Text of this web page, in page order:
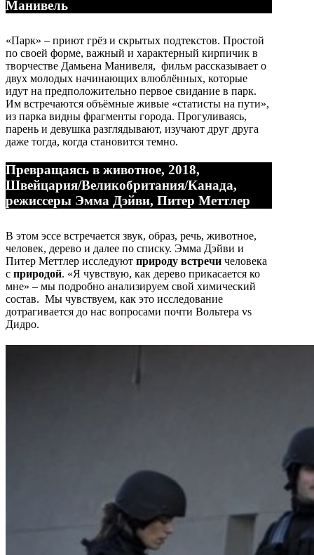
Манивель
«Парк» – приют грёз и скрытых подтекстов. Простой
по своей форме, важный и характерный кирпичик в
творчестве Дамьена Манивеля, фильм рассказывает о
двух молодых начинающих влюблённых, которые
идут на предположительно первое свидание в парк.
Им встречаются объёмные живые «статисты на пути»,
из парка видны фрагменты города. Прогуливаясь,
парень и девушка разглядывают, изучают друг друга
даже тогда, когда становится темно.
Превращаясь в животное, 2018,
Швейцария/Великобритания/Канада,
режиссеры Эмма Дэйви, Питер Меттлер
В этом эссе встречается звук, образ, речь, животное,
человек, дерево и далее по списку. Эмма Дэйви и
Питер Меттлер исследуют природу встречи человека
с природой. «Я чувствую, как дерево прикасается ко
мне» – мы подробно анализируем свой химический
состав. Мы чувствуем, как это исследование
дотрагивается до нас вопросами почти Вольтера vs
Дидро.